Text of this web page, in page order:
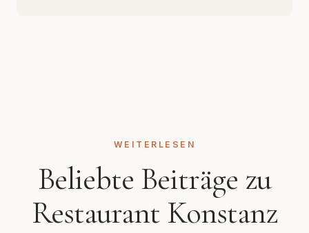
WEITERLESEN
Beliebte Beiträge zu
Restaurant Konstanz